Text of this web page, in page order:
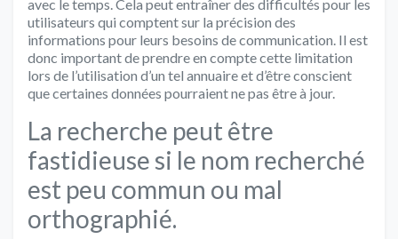
avec le temps. Cela peut entraîner des difficultés pour les
utilisateurs qui comptent sur la précision des
informations pour leurs besoins de communication. Il est
donc important de prendre en compte cette limitation
lors de l’utilisation d’un tel annuaire et d’être conscient
que certaines données pourraient ne pas être à jour.
La recherche peut être
fastidieuse si le nom recherché
est peu commun ou mal
orthographié.